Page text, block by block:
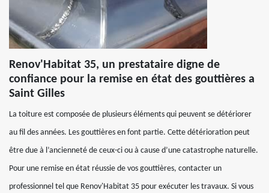
Renov'Habitat 35, un prestataire digne de
confiance pour la remise en état des gouttières a
Saint Gilles
La toiture est composée de plusieurs éléments qui peuvent se détériorer
au fil des années. Les gouttières en font partie. Cette détérioration peut
être due à l’ancienneté de ceux-ci ou à cause d’une catastrophe naturelle.
Pour une remise en état réussie de vos gouttières, contacter un
professionnel tel que Renov'Habitat 35 pour exécuter les travaux. Si vous